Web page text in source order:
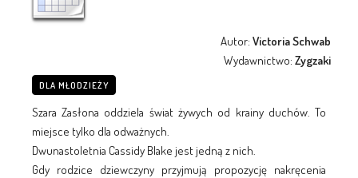
Autor:Victoria Schwab
Wydawnictwo:Zygzaki
DLA MŁODZIEŻY
Szara Zasłona oddziela świat żywych od krainy duchów. To
miejsce tylko dla odważnych.
Dwunastoletnia Cassidy Blake jest jedną z nich.
Gdy rodzice dziewczyny przyjmują propozycję nakręcenia